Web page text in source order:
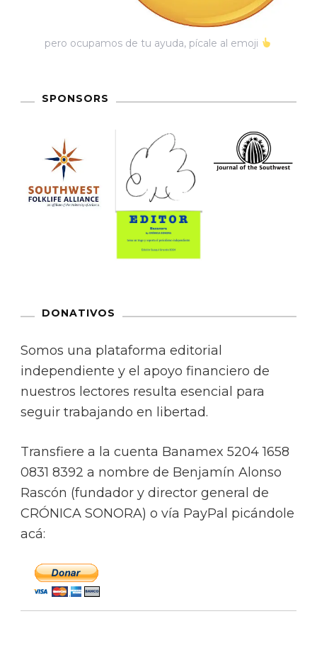
pero ocupamos de tu ayuda, pícale al emoji
SPONSORS
DONATIVOS
Somos una plataforma editorial
independiente y el apoyo financiero de
nuestros lectores resulta esencial para
seguir trabajando en libertad.
Transfiere a la cuenta Banamex 5204 1658
0831 8392 a nombre de Benjamín Alonso
Rascón (fundador y director general de
CRÓNICA SONORA) o vía PayPal picándole
acá: